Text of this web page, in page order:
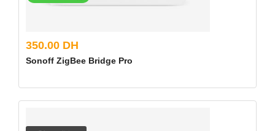
350.00 DH
Sonoff ZigBee Bridge Pro